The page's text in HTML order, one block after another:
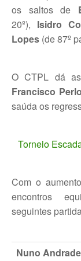
Masters REVOR
Open Luis Alves
Torneio Open
Smashtour 2016
Torneios Inverno
Masters Revor
Torneio Jovens
os saltos de
20º), Isidro
Lopes (de 87º
O CTPL dá as
Francisco
saúda os
Torneio
Com o
encontros
seguintes
Nuno